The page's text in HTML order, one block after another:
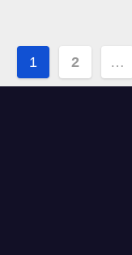
по
1 2 …